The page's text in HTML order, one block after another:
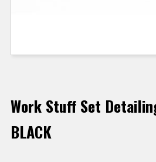
Work Stuff Set
BLACK